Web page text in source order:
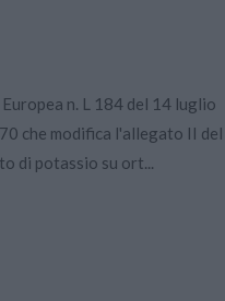
n. L 184 del 14 luglio
che modifica l'allegato II del
di potassio su ort...